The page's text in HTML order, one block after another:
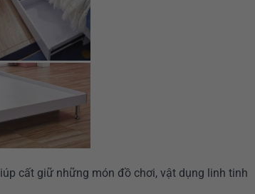
cất giữ những món đồ chơi, vật dụng linh tinh